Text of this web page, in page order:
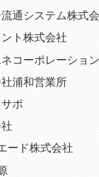
通システム株式
ト株式会社
コーポレーション
浦和営業所
ポ
ード株式会社